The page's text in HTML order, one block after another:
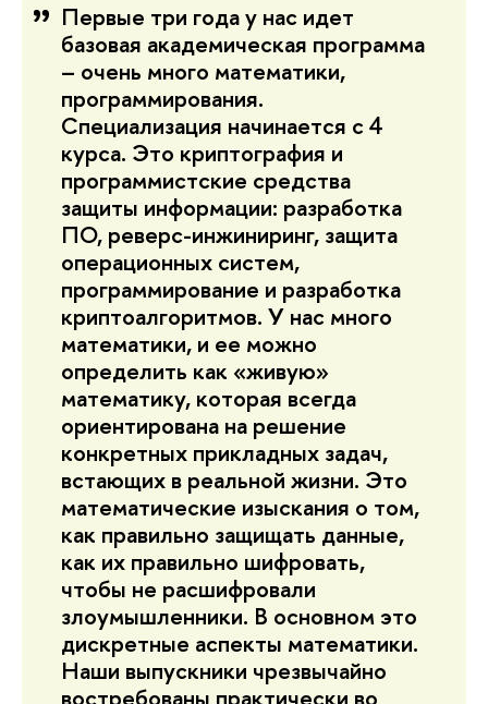
Первые три года у нас идет
базовая академическая программа
– очень много математики,
программирования.
Специализация начинается с 4
курса. Это криптография и
программистские средства
защиты информации: разработка
ПО, реверс-инжиниринг, защита
операционных систем,
программирование и разработка
криптоалгоритмов. У нас много
математики, и ее можно
определить как «живую»
математику, которая всегда
ориентирована на решение
конкретных прикладных задач,
встающих в реальной жизни. Это
математические изыскания о том,
как правильно защищать данные,
как их правильно шифровать,
чтобы не расшифровали
злоумышленники. В основном это
дискретные аспекты математики.
Наши выпускники чрезвычайно